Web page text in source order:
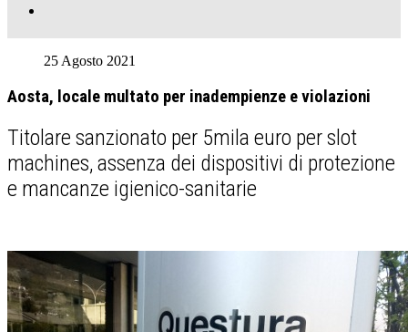
25 Agosto 2021
Aosta, locale multato per inadempienze e violazioni
Titolare sanzionato per 5mila euro per slot
machines, assenza dei dispositivi di protezione
e mancanze igienico-sanitarie